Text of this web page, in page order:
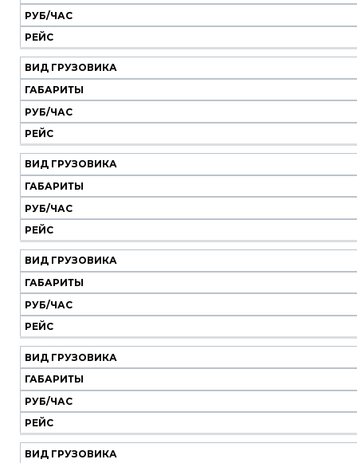
Вид
грузовика
Габариты
Руб/
час
Рейс
РУБ/ЧАС
РЕЙС
ВИД ГРУЗОВИКА
ГАБАРИТЫ
РУБ/ЧАС
РЕЙС
ВИД ГРУЗОВИКА
ГАБАРИТЫ
РУБ/ЧАС
РЕЙС
ВИД ГРУЗОВИКА
ГАБАРИТЫ
РУБ/ЧАС
РЕЙС
ВИД ГРУЗОВИКА
ГАБАРИТЫ
РУБ/ЧАС
РЕЙС
ВИД ГРУЗОВИКА